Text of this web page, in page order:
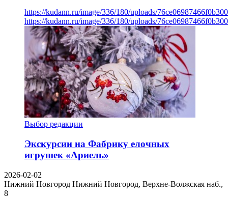
https://kudann.ru/image/336/180/uploads/
https://kudann.ru/image/336/180/uploads/
Выбор редакции
Экскурсии на Фабрику елочных
игрушек «Ариель»
2026-02-02
Нижний Новгород Нижний Новгород, Верхне-Волжская наб.,
8